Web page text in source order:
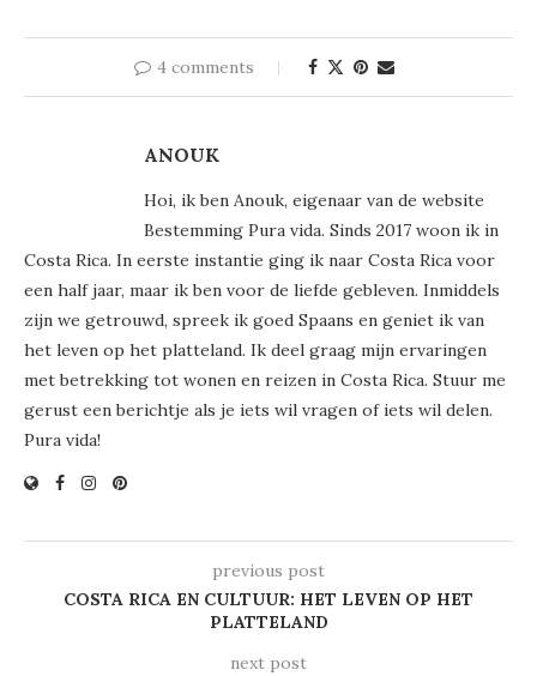
4 comments
ANOUK
Hoi, ik ben Anouk, eigenaar van de website
Bestemming Pura vida. Sinds 2017 woon ik in
Costa Rica. In eerste instantie ging ik naar Costa Rica voor
een half jaar, maar ik ben voor de liefde gebleven. Inmiddels
zijn we getrouwd, spreek ik goed Spaans en geniet ik van
het leven op het platteland. Ik deel graag mijn ervaringen
met betrekking tot wonen en reizen in Costa Rica. Stuur me
gerust een berichtje als je iets wil vragen of iets wil delen.
Pura vida!
previous post
COSTA RICA EN CULTUUR: HET LEVEN OP HET
PLATTELAND
next post